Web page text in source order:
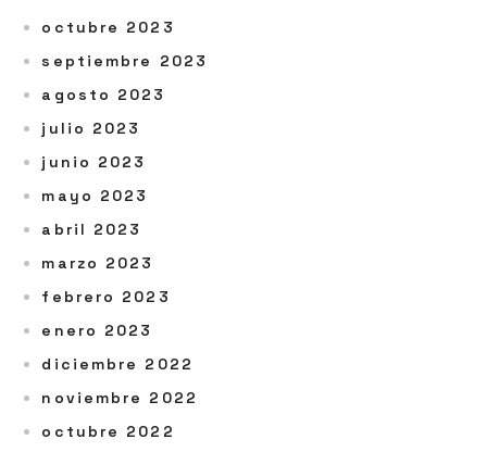
octubre 2023
septiembre 2023
agosto 2023
julio 2023
junio 2023
mayo 2023
abril 2023
marzo 2023
febrero 2023
enero 2023
diciembre 2022
noviembre 2022
octubre 2022